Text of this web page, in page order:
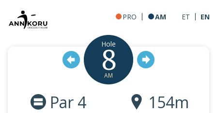
ET | EN
PRO | AM
Hole
8
AM
Par 4 154m